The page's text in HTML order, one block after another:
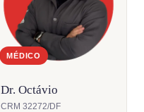
MÉDICO
Dr. Octávio
CRM 32272/DF